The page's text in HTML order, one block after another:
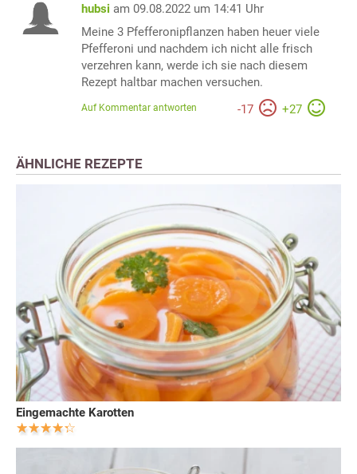
hubsi am 09.08.2022 um 14:41 Uhr
Meine 3 Pfefferonipflanzen haben heuer viele
Pfefferoni und nachdem ich nicht alle frisch
verzehren kann, werde ich sie nach diesem
Rezept haltbar machen versuchen.
-17 +27
Auf Kommentar antworten
ÄHNLICHE REZEPTE
Eingemachte Karotten